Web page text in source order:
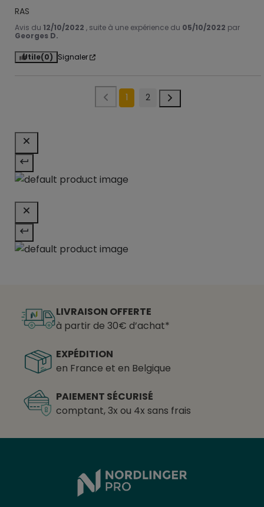
RAS
Avis du 12/10/2022 , suite à une expérience du 05/10/2022 par
Georges D.
Utile(0) Signaler
1 2
LIVRAISON OFFERTE
à partir de 30€ d’achat*
EXPÉDITION
en France et en Belgique
PAIEMENT SÉCURISÉ
comptant, 3x ou 4x sans frais